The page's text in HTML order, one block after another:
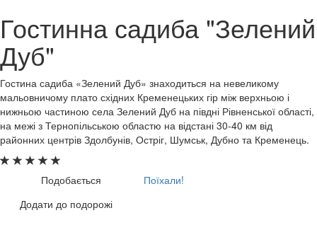
Гостинна садиба "Зелений
Дуб"
Гостина садиба «Зелений Дуб» знаходиться на невеликому
мальовничому плато східних Кременецьких гір між верхньою і
нижньою частиною села Зелений Дуб на півдні Рівненської області,
на межі з Тернопільською областю на відстані 30-40 км від
районних центрів Здолбунів, Остріг, Шумськ, Дубно та Кременець.
Подобається
Поїхали!
Додати до подорожі